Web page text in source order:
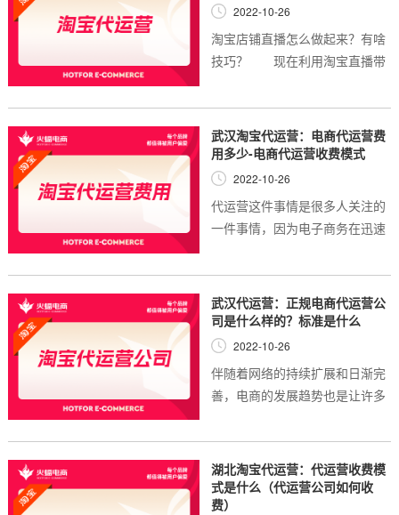
2022-10-26
淘宝店铺直播怎么做起来？有啥
技巧？ 现在利用淘宝直播带
情况下，淘宝商家们如果想要做
直播带货的话可以了解一下淘宝
直播方面的技巧...
武汉淘宝代运营：电商代运营费
用多少-电商代运营收费模式
2022-10-26
代运营这件事情是很多人关注的
一件事情，因为电子商务在迅速
比较受欢迎的，不得不承认，很
多时候如果代运营的商场比较混
乱，但是机制不...
武汉代运营：正规电商代运营公
司是什么样的？标准是什么
2022-10-26
伴随着网络的持续扩展和日渐完
善，电商的发展趋势也是让许多
择在网络上进行自主创业。特别
是由于现在设立店铺的门槛并不
是特别的高，许...
湖北淘宝代运营：代运营收费模
式是什么（代运营公司如何收
费）